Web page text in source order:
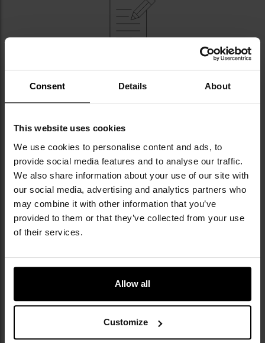
Consent Details About
This website uses cookies
We use cookies to personalise content and ads, to
provide social media features and to analyse our traffic.
We also share information about your use of our site with
our social media, advertising and analytics partners who
may combine it with other information that you’ve
provided to them or that they’ve collected from your use
of their services.
Allow all
Customize
NAJWAŻNIEJSZE CECHY
tarcza zanurzona w płynie
muszka wykonana z cienkiego drutu
przeziernikowa szczerbinka z lupą
zamykana obudowa
poliwęglanowa szyba
Informacja o producencie i bezpieczeństwo
Militaria.pl jest wyłącznym dystrybutorem